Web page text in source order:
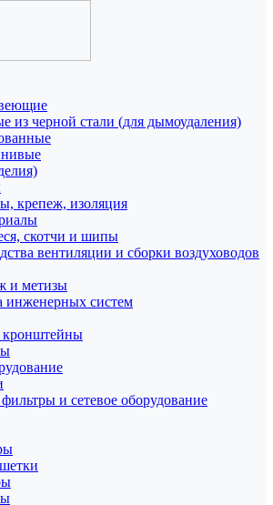
из черной стали (для дымоудаления)
крепеж, изоляция
скотчи и шипы
вентиляции и сборки воздуховодов
и метизы
инженерных систем
кронштейны
и сетевое оборудование